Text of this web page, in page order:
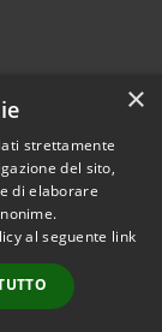
di
Obiettivi di
×
strettamente
del sito,
di elaborare
al seguente link